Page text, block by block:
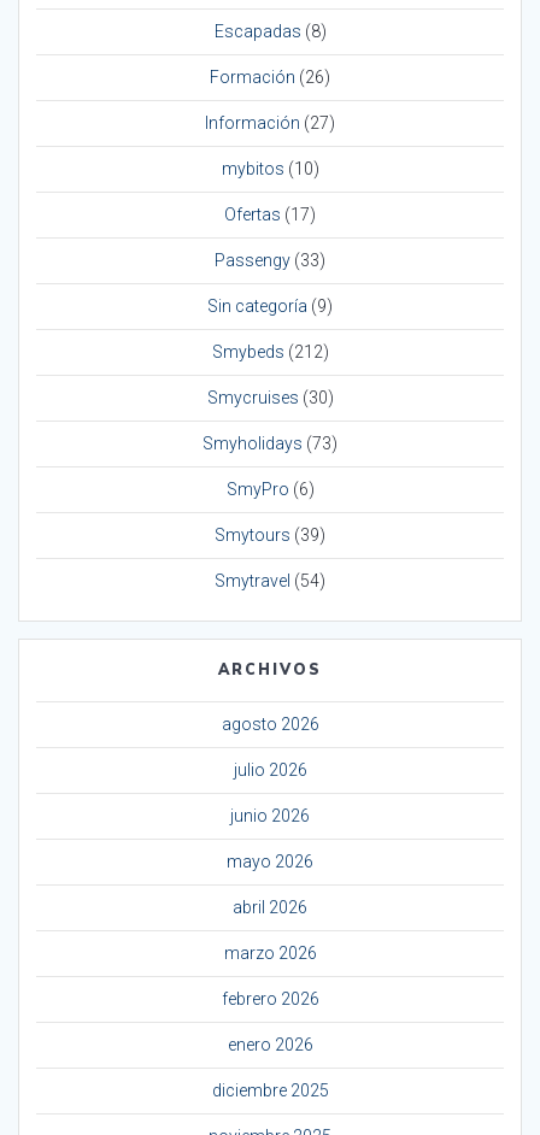
Escapadas (8)
Formación (26)
Información (27)
mybitos (10)
Ofertas (17)
Passengy (33)
Sin categoría (9)
Smybeds (212)
Smycruises (30)
Smyholidays (73)
SmyPro (6)
Smytours (39)
Smytravel (54)
ARCHIVOS
agosto 2026
julio 2026
junio 2026
mayo 2026
abril 2026
marzo 2026
febrero 2026
enero 2026
diciembre 2025